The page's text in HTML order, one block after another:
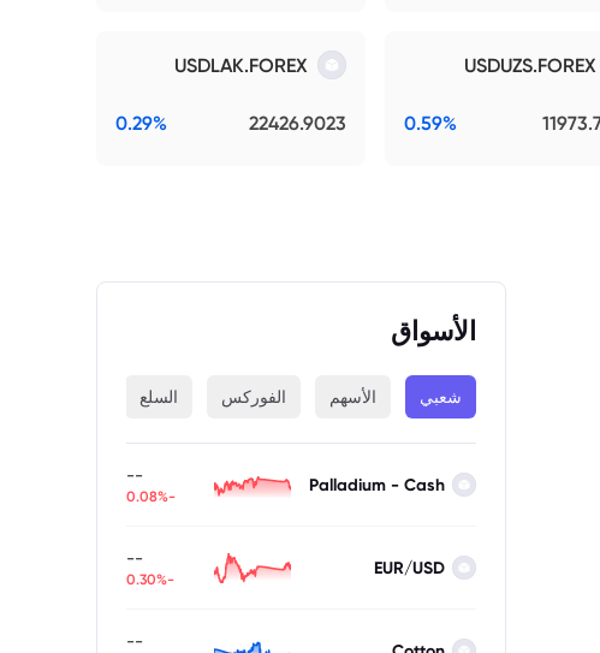
USDUZS.FOREX
0.59%
USDLAK.FOREX
22426.9023
0.29%
الأسواق
شعبي الأسهم الفوركس السلع
Palladium - Cash
--
-0.08%
EUR/USD
--
-0.30%
--